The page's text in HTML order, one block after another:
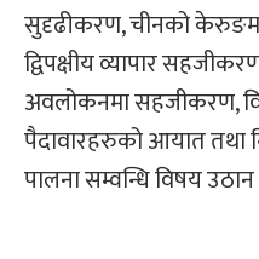
सुदृढीकरण, चीनको
द्विपक्षीय व्यापार
अवलोकनमा सहजीकरण,
पैदावारहरुको आयात तथा
पालना सम्वन्धि विषय